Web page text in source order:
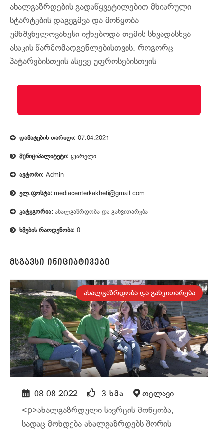
ახალგაზრდების გადაწყვეტილებით მხიარული
სტარტების დაგეგმვა და მოწყობა
უმნშვნელოვანესი იქნებოდა თემის სხვადასხვა
ასაკის წარმომადგენლებისთვის. როგორც
პატარებისთვის ასევე უფროსებისთვის.
დამატების თარიღი: 07.04.2021
მუნიციპალიტეტი: ყვარელი
ავტორი: Admin
ელ.ფოსტა: mediacenterkakheti@gmail.com
კატეგორია: ახალგაზრდობა და განვითარება
ხმების რაოდენობა: 0
მსგავსი ინიციატივები
ახალგაზრდობა და განვითარება
თელავი
08.08.2022 3 ᲮᲛᲐ
თელავი
<p>ახალგაზრდული სივრცის მოწყობა,
სადაც მოხდება ახალგაზრდებს შორის